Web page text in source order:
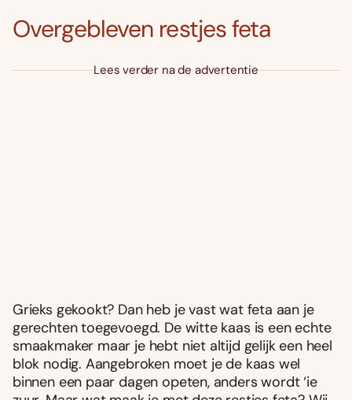
Overgebleven restjes feta
Lees verder na de advertentie
Grieks gekookt? Dan heb je vast wat feta aan je
gerechten toegevoegd. De witte kaas is een echte
smaakmaker maar je hebt niet altijd gelijk een heel
blok nodig. Aangebroken moet je de kaas wel
binnen een paar dagen opeten, anders wordt ‘ie